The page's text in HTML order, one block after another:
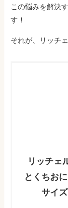
この悩みを解決
す！
それが、リッチ
リッチェ
とくちお
サイ